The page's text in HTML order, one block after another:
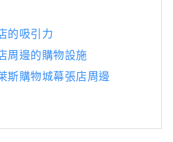
的吸引力
周邊的購物設施
斯購物城幕張店周邊